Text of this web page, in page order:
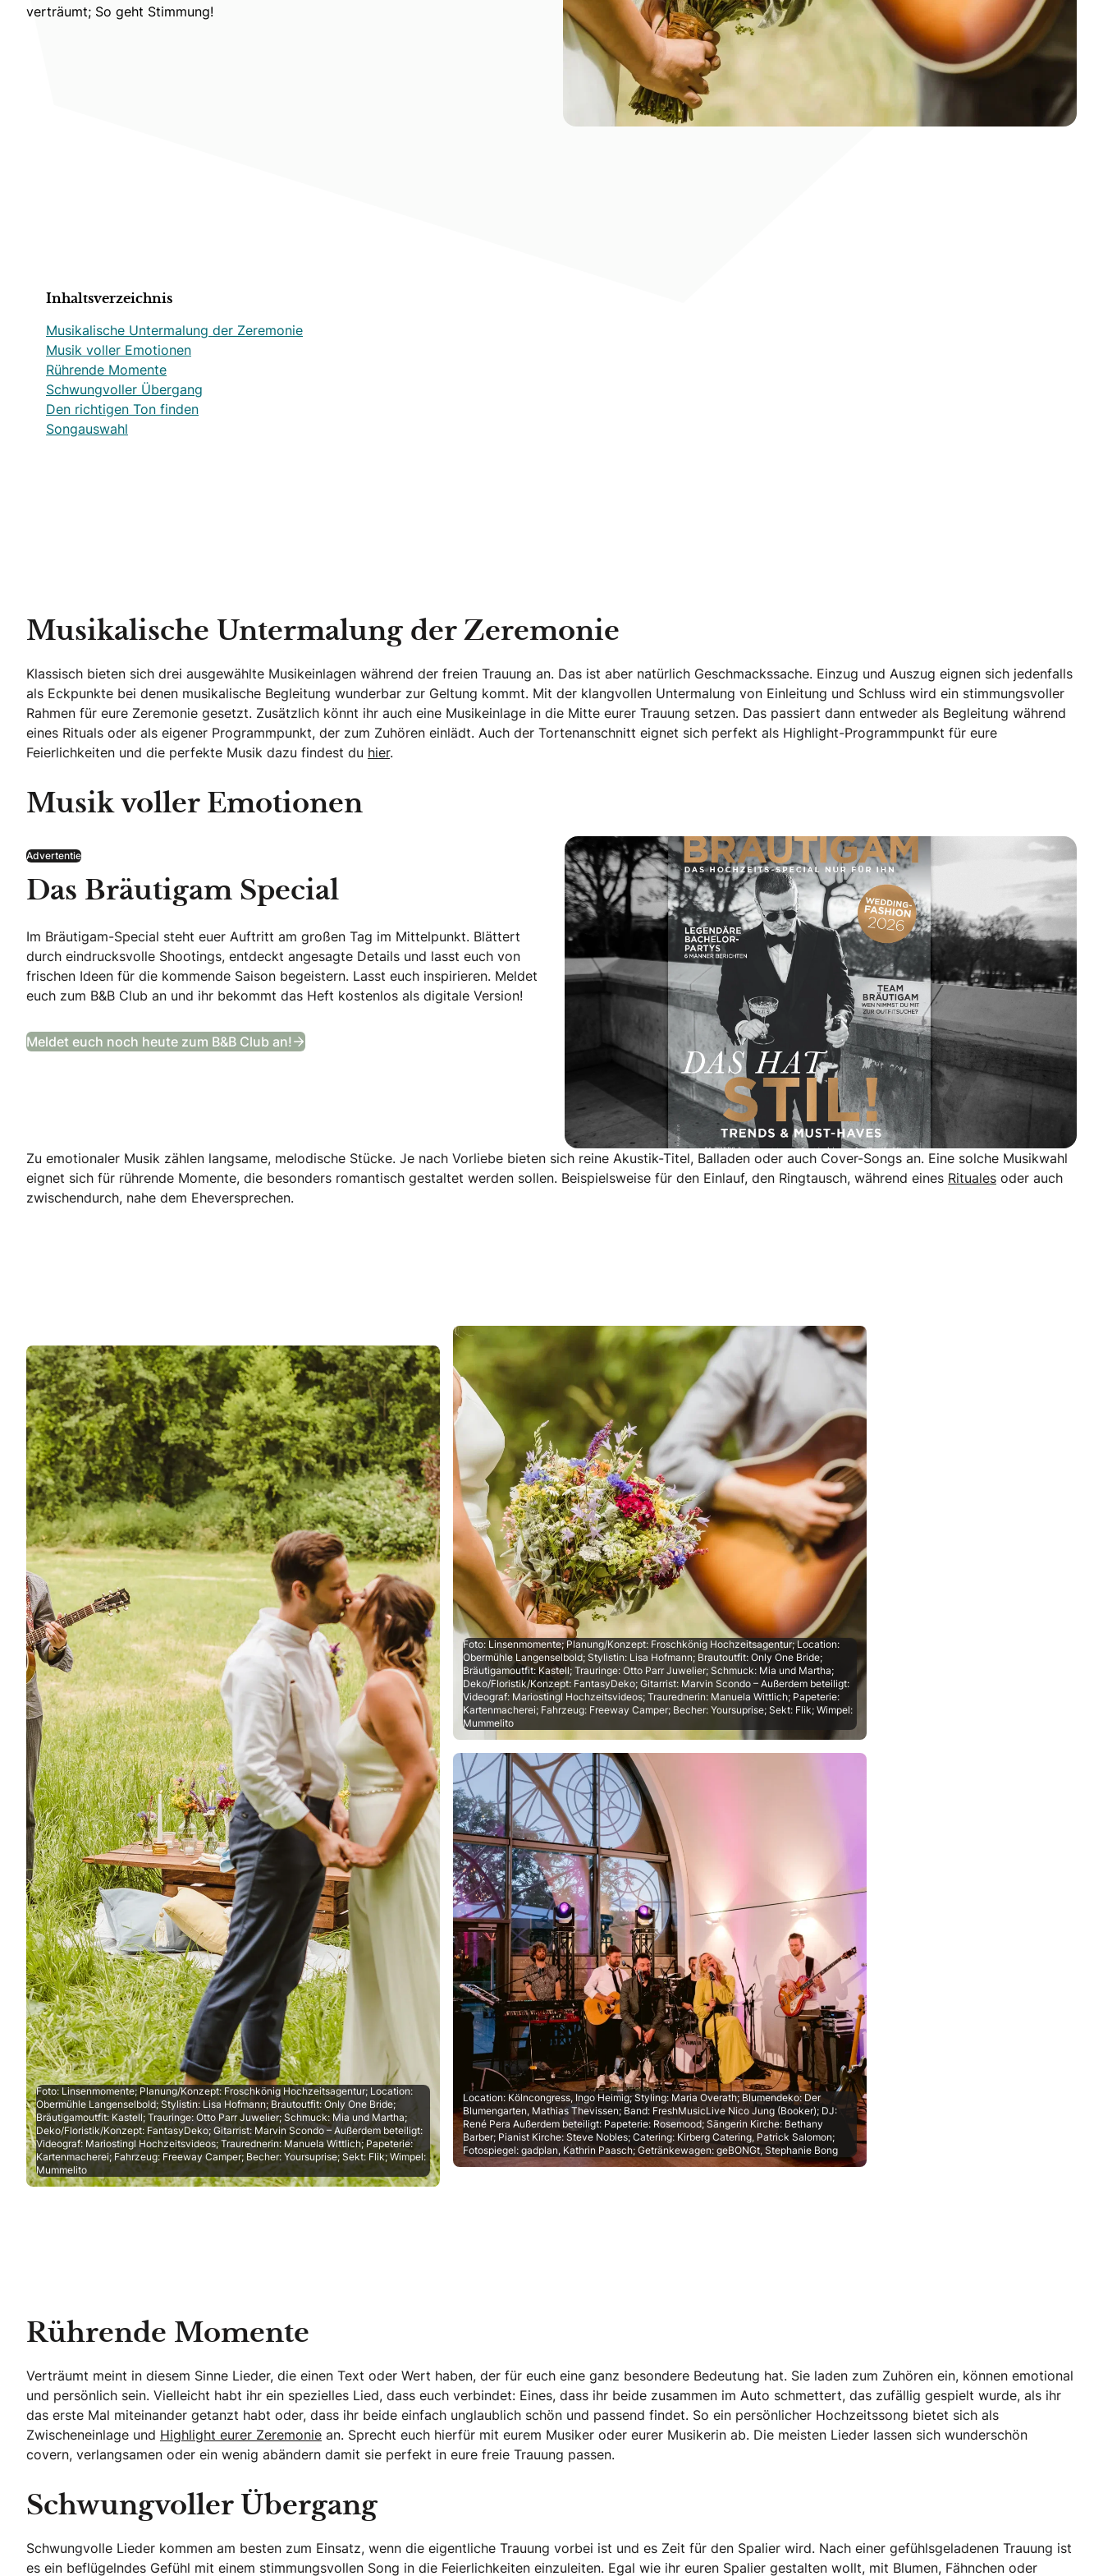
verträumt; So geht Stimmung!
Inhaltsverzeichnis
Musikalische Untermalung der Zeremonie
Musik voller Emotionen
Rührende Momente
Schwungvoller Übergang
Den richtigen Ton finden
Songauswahl
Musikalische Untermalung der Zeremonie
Klassisch bieten sich drei ausgewählte Musikeinlagen während der freien Trauung an. Das ist aber natürlich Geschmackssache. Einzug und Auszug eignen sich jedenfalls
als Eckpunkte bei denen musikalische Begleitung wunderbar zur Geltung kommt. Mit der klangvollen Untermalung von Einleitung und Schluss wird ein stimmungsvoller
Rahmen für eure Zeremonie gesetzt. Zusätzlich könnt ihr auch eine Musikeinlage in die Mitte eurer Trauung setzen. Das passiert dann entweder als Begleitung während
eines Rituals oder als eigener Programmpunkt, der zum Zuhören einlädt. Auch der Tortenanschnitt eignet sich perfekt als Highlight-Programmpunkt für eure
Feierlichkeiten und die perfekte Musik dazu findest du hier.
Musik voller Emotionen
Advertentie
Das Bräutigam Special
Im Bräutigam-Special steht euer Auftritt am großen Tag im Mittelpunkt. Blättert
durch eindrucksvolle Shootings, entdeckt angesagte Details und lasst euch von
frischen Ideen für die kommende Saison begeistern. Lasst euch inspirieren. Meldet
euch zum B&B Club an und ihr bekommt das Heft kostenlos als digitale Version!
Meldet euch noch heute zum B&B Club an!
Zu emotionaler Musik zählen langsame, melodische Stücke. Je nach Vorliebe bieten sich reine Akustik-Titel, Balladen oder auch Cover-Songs an. Eine solche Musikwahl
eignet sich für rührende Momente, die besonders romantisch gestaltet werden sollen. Beispielsweise für den Einlauf, den Ringtausch, während eines Rituales oder auch
zwischendurch, nahe dem Eheversprechen.
Foto: Linsenmomente; Planung/Konzept: Froschkönig Hochzeitsagentur; Location:
Obermühle Langenselbold; Stylistin: Lisa Hofmann; Brautoutfit: Only One Bride;
Bräutigamoutfit: Kastell; Trauringe: Otto Parr Juwelier; Schmuck: Mia und Martha;
Deko/Floristik/Konzept: FantasyDeko; Gitarrist: Marvin Scondo – Außerdem beteiligt:
Videograf: Mariostingl Hochzeitsvideos; Traurednerin: Manuela Wittlich; Papeterie:
Kartenmacherei; Fahrzeug: Freeway Camper; Becher: Yoursuprise; Sekt: Flik; Wimpel:
Mummelito
Foto: Linsenmomente; Planung/Konzept: Froschkönig Hochzeitsagentur; Location:
Obermühle Langenselbold; Stylistin: Lisa Hofmann; Brautoutfit: Only One Bride;
Bräutigamoutfit: Kastell; Trauringe: Otto Parr Juwelier; Schmuck: Mia und Martha;
Deko/Floristik/Konzept: FantasyDeko; Gitarrist: Marvin Scondo – Außerdem beteiligt:
Videograf: Mariostingl Hochzeitsvideos; Traurednerin: Manuela Wittlich; Papeterie:
Kartenmacherei; Fahrzeug: Freeway Camper; Becher: Yoursuprise; Sekt: Flik; Wimpel:
Mummelito
Location: Kölncongress, Ingo Heimig; Styling: Maria Overath; Blumendeko: Der
Blumengarten, Mathias Thevissen; Band: FreshMusicLive Nico Jung (Booker); DJ:
René Pera Außerdem beteiligt: Papeterie: Rosemood; Sängerin Kirche: Bethany
Barber; Pianist Kirche: Steve Nobles; Catering: Kirberg Catering, Patrick Salomon;
Fotospiegel: gadplan, Kathrin Paasch; Getränkewagen: geBONGt, Stephanie Bong
Rührende Momente
Verträumt meint in diesem Sinne Lieder, die einen Text oder Wert haben, der für euch eine ganz besondere Bedeutung hat. Sie laden zum Zuhören ein, können emotional
und persönlich sein. Vielleicht habt ihr ein spezielles Lied, dass euch verbindet: Eines, dass ihr beide zusammen im Auto schmettert, das zufällig gespielt wurde, als ihr
das erste Mal miteinander getanzt habt oder, dass ihr beide einfach unglaublich schön und passend findet. So ein persönlicher Hochzeitssong bietet sich als
Zwischeneinlage und Highlight eurer Zeremonie an. Sprecht euch hierfür mit eurem Musiker oder eurer Musikerin ab. Die meisten Lieder lassen sich wunderschön
covern, verlangsamen oder ein wenig abändern damit sie perfekt in eure freie Trauung passen.
Schwungvoller Übergang
Schwungvolle Lieder kommen am besten zum Einsatz, wenn die eigentliche Trauung vorbei ist und es Zeit für den Spalier wird. Nach einer gefühlsgeladenen Trauung ist
es ein beflügelndes Gefühl mit einem stimmungsvollen Song in die Feierlichkeiten einzuleiten. Egal wie ihr euren Spalier gestalten wollt, mit Blumen, Fähnchen oder